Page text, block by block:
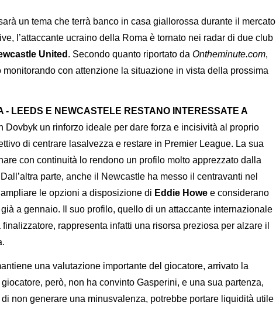
un tema che terrà banco in casa giallorossa durante il mercato
l’attaccante ucraino della Roma è tornato nei radar di due club
United . Secondo quanto riportato da Ontheminute.com,
con attenzione la situazione in vista della prossima
- LEEDS E NEWCASTELE RESTANO INTERESSATE A
Dovbyk un rinforzo ideale per dare forza e incisività al proprio
di centrare lasalvezza e restare in Premier League. La sua
con continuità lo rendono un profilo molto apprezzato dalla
parte, anche il Newcastle ha messo il centravanti nel
le opzioni a disposizione di Eddie Howe e considerano
a gennaio. Il suo profilo, quello di un attaccante internazionale
rappresenta infatti una risorsa preziosa per alzare il
una valutazione importante del giocatore, arrivato la
però, non ha convinto Gasperini, e una sua partenza,
non generare una minusvalenza, potrebbe portare liquidità utile